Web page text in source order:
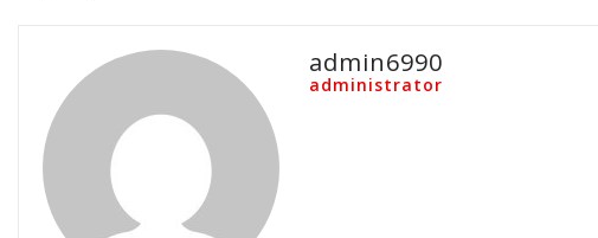
admin6990
administrator